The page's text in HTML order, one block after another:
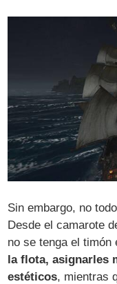
Sin embargo, no
Desde el camarote
no se tenga el
la flota, asignarles
estéticos, mientras